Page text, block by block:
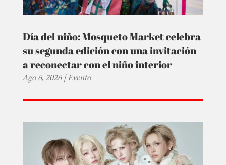
Día del niño: Mosqueto Market celebra
su segunda edición con una invitación
a reconectar con el niño interior
Ago 6, 2026|Evento